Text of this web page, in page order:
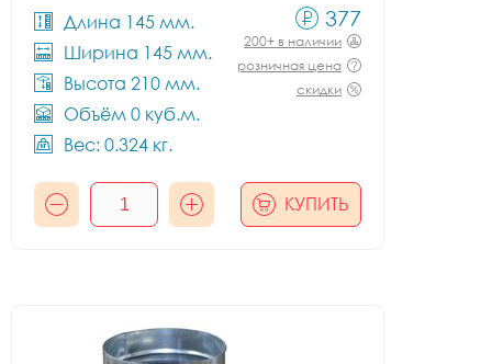
Длина 145 мм.
Ширина 145 мм.
Высота 210 мм.
Объём 0 куб.м.
Вес: 0.324 кг.
377
200+ в наличии
розничная цена
скидки
КУПИТЬ